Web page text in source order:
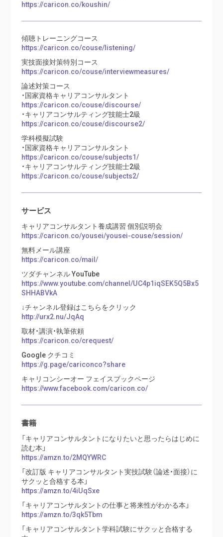
https://caricon.co/koushin/
傾聴トレーニングコース
https://caricon.co/couse/listening/
実技面接対策特別コース
https://caricon.co/couse/interviewmeasures/
論述対策コース
・国家資格キャリアコンサルタント
https://caricon.co/couse/discourse/
・キャリアコンサルティング技能士2級
https://caricon.co/couse/discourse2/
学科模擬試験
・国家資格キャリアコンサルタント
https://caricon.co/couse/subjects1/
・キャリアコンサルティング技能士2級
https://caricon.co/couse/subjects2/
サービス
キャリアコンサルタント養成講習 個別説明会
https://caricon.co/yousei/yousei-couse/session/
無料メール講座
https://caricon.co/mail/
ツダチャンネル YouTube
https://www.youtube.com/channel/UC4p1iqSEK5Q5Bx5
SHHABVkA
↓チャンネル登録はこちらをクリック
http://urx2.nu/JqAq
取材・講演・執筆依頼
https://caricon.co/crequest/
Google クチコミ
https://g.page/cariconco?share
キャリコンシーオー フェイスブックページ
https://www.facebook.com/caricon.co/
書籍
「キャリアコンサルタントになりたいと思ったらはじめに
読む本」
https://amzn.to/2MQYWRC
「改訂版 キャリアコンサルタント実技試験（論述・面接）に
サクッと合格する本」
https://amzn.to/4iUqSxe
「キャリアコンサルタントの仕事と将来性がわかる本」
https://amzn.to/3qk5Tbm
「キャリアコンサルタント学科試験にサクッと合格する